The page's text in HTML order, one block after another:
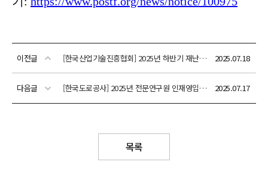
이전글 [한국산업기술진흥협회] 2025년 하반기 재난안전제품 인증 신청안내 2025.07.18
다음글 [한국도로공사] 2025년 전문연구원 인재영입 공고 안내(~7/30(수) 10:00) 2025.07.17
목록